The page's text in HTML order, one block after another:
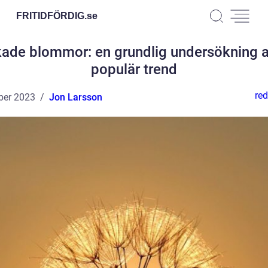
FRITIDFÖRDIG.se
blommor: en grundlig undersökning
populär trend
2023 Jon Larsson